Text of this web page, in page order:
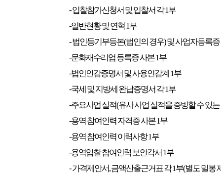
-입찰참가신청서 및 입찰서 각1부
-일반현황 및 연혁1부
-법인등기부등본(법인의 경우)및 사업자등록
-문화재수리업 등록증 사본1부
-법인인감증명서 및 사용인감계 1부
-국세 및 지방세 완납증명서 각1부
-주요사업 실적(유사 사업 실적을 증빙할 수 있
-용역 참여인력 자격증 사본1부
-용역 참여인력 이력사항1부
-용역입찰 참여인력 보안각서 1부
-가격제안서,금액산출근거표 각1부(별도 밀봉